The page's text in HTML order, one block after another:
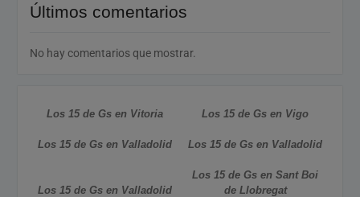
Últimos comentarios
No hay comentarios que mostrar.
Los 15 de Gs en Vitoria Los 15 de Gs en Vigo
Los 15 de Gs en Valladolid Los 15 de Gs en Valladolid
Los 15 de Gs en Valladolid
Los 15 de Gs en Sant Boi
de Llobregat